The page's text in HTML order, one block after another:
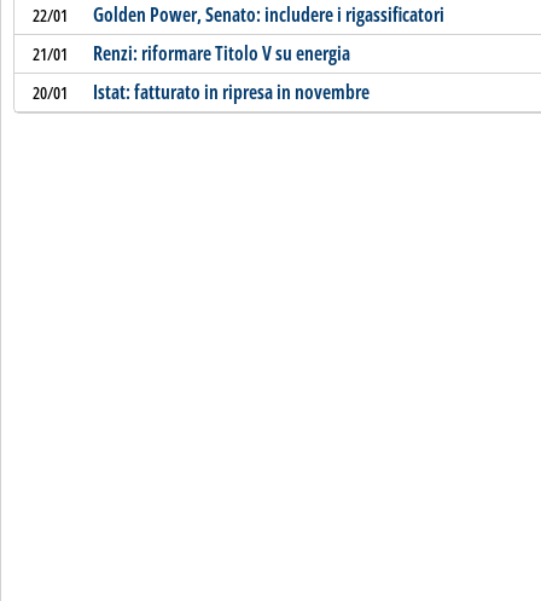
22/01 Golden Power, Senato: includere i rigassificatori
21/01 Renzi: riformare Titolo V su energia
20/01 Istat: fatturato in ripresa in novembre